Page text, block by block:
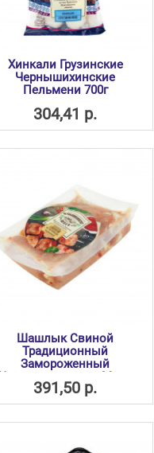
Хинкали Грузинские
Чернышихинские
Пельмени 700г
304,41 р.
Шашлык Свиной
Традиционный
Замороженный
Чернышихинское Мясо
391,50 р.